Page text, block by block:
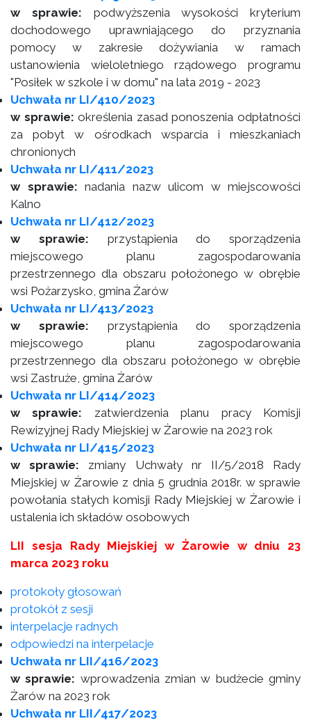
w sprawie: podwyższenia wysokości kryterium
dochodowego uprawniającego do przyznania
pomocy w zakresie dożywiania w ramach
ustanowienia wieloletniego rządowego programu
"Posiłek w szkole i w domu" na lata 2019 - 2023
Uchwała nr LI/410/2023
w sprawie: określenia zasad ponoszenia odpłatności
za pobyt w ośrodkach wsparcia i mieszkaniach
chronionych
Uchwała nr LI/411/2023
w sprawie: nadania nazw ulicom w miejscowości
Kalno
Uchwała nr LI/412/2023
w sprawie: przystąpienia do sporządzenia
miejscowego planu zagospodarowania
przestrzennego dla obszaru położonego w obrębie
wsi Pożarzysko, gmina Żarów
Uchwała nr LI/413/2023
w sprawie: przystąpienia do sporządzenia
miejscowego planu zagospodarowania
przestrzennego dla obszaru położonego w obrębie
wsi Zastruże, gmina Żarów
Uchwała nr LI/414/2023
w sprawie: zatwierdzenia planu pracy Komisji
Rewizyjnej Rady Miejskiej w Żarowie na 2023 rok
Uchwała nr LI/415/2023
w sprawie: zmiany Uchwały nr II/5/2018 Rady
Miejskiej w Żarowie z dnia 5 grudnia 2018r. w sprawie
powołania stałych komisji Rady Miejskiej w Żarowie i
ustalenia ich składów osobowych
LII sesja Rady Miejskiej w Żarowie w dniu 23
marca 2023 roku
protokoły głosowań
protokół z sesji
interpelacje radnych
odpowiedzi na interpelacje
Uchwała nr LII/416/2023
w sprawie: wprowadzenia zmian w budżecie gminy
Żarów na 2023 rok
Uchwała nr LII/417/2023